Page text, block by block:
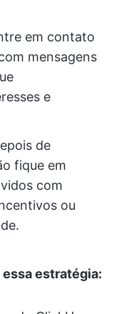
em contato
mensagens
e
de
fique em
com
ou
estratégia: